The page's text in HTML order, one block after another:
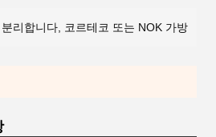
리합니다, 코르테코 또는 NOK 가방